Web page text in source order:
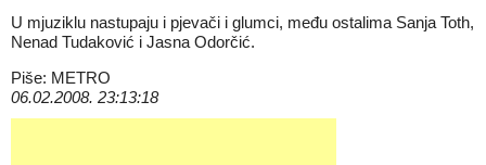
U mjuziklu nastupaju i pjevači i glumci, među ostalima Sanja Toth,
Nenad Tudaković i Jasna Odorčić.
Piše: METRO
06.02.2008. 23:13:18